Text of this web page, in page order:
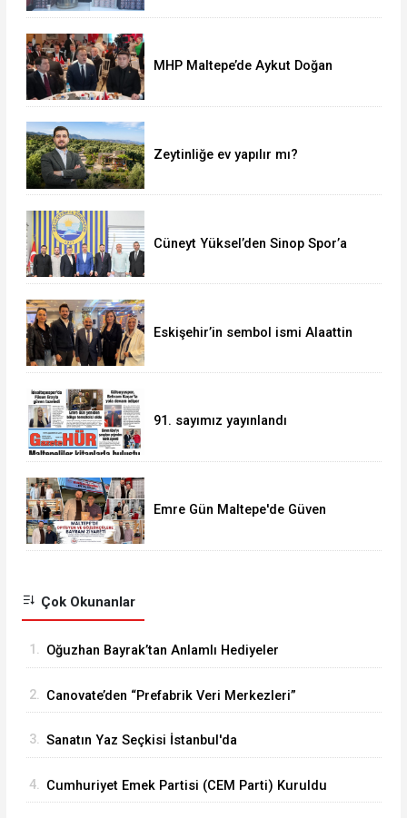
MHP Maltepe’de Aykut Doğan
Zeytinliğe ev yapılır mı?
Cüneyt Yüksel’den Sinop Spor’a
Eskişehir’in sembol ismi Alaattin
91. sayımız yayınlandı
Emre Gün Maltepe'de Güven
Çok Okunanlar
1. Oğuzhan Bayrak’tan Anlamlı Hediyeler
2. Canovate’den “Prefabrik Veri Merkezleri”
3. Sanatın Yaz Seçkisi İstanbul'da
4. Cumhuriyet Emek Partisi (CEM Parti) Kuruldu